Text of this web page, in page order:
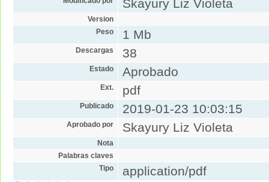
Skayury Liz Violeta
Version
Peso
1 Mb
Descargas 38
Estado Aprobado
Ext. pdf
Publicado 2019-01-23 10:03:15
Aprobado por Skayury Liz Violeta
Nota
Palabras claves
Tipo
application/pdf